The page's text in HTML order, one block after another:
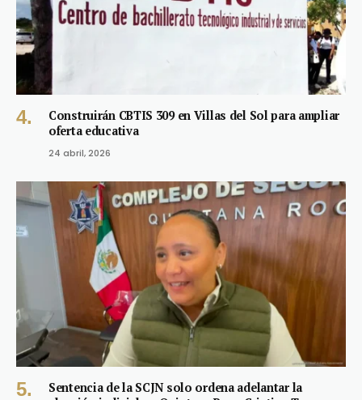
Construirán CBTIS 309 en Villas del Sol para ampliar
oferta educativa
24 abril, 2026
Sentencia de la SCJN solo ordena adelantar la